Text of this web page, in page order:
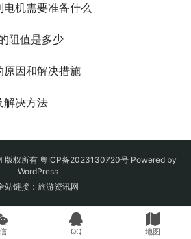
机需要准备什么
阻值是多少
原因和解决措施
解决方法
版权所有 粤ICP备2023130720号 Powered by
WordPress
站链接： 旅游资讯网
QQ 地图